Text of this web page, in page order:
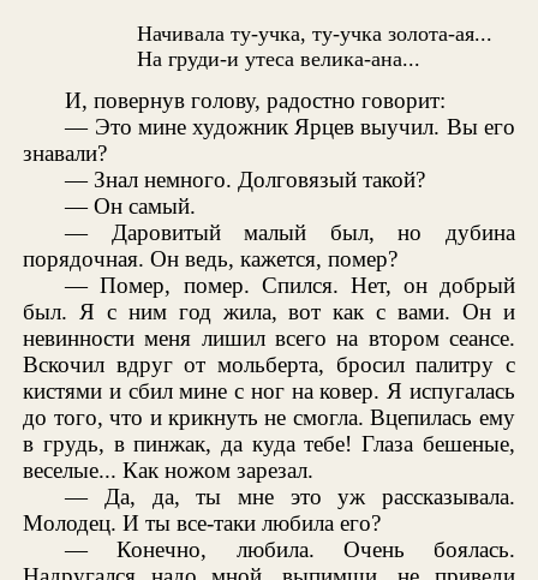
Начивала ту-учка, ту-учка золота-ая...
На груди-и утеса велика-ана...
И, повернув голову, радостно говорит:
— Это мине художник Ярцев выучил. Вы его
знавали?
— Знал немного. Долговязый такой?
— Он самый.
— Даровитый малый был, но дубина
порядочная. Он ведь, кажется, помер?
— Помер, помер. Спился. Нет, он добрый
был. Я с ним год жила, вот как с вами. Он и
невинности меня лишил всего на втором сеансе.
Вскочил вдруг от мольберта, бросил палитру с
кистями и сбил мине с ног на ковер. Я испугалась
до того, что и крикнуть не смогла. Вцепилась ему
в грудь, в пинжак, да куда тебе! Глаза бешеные,
веселые... Как ножом зарезал.
— Да, да, ты мне это уж рассказывала.
Молодец. И ты все-таки любила его?
— Конечно, любила. Очень боялась.